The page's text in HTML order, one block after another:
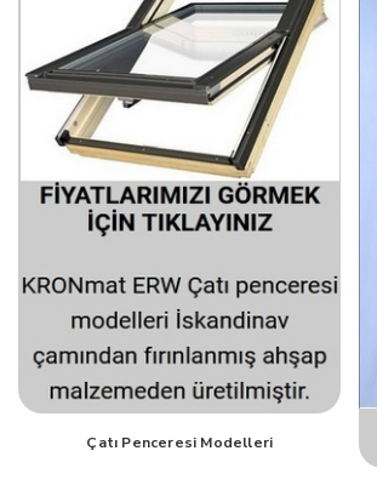
Çatı Penceresi Modelleri